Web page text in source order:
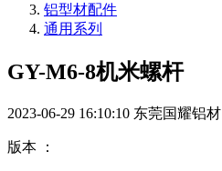
铝型材配件
通用系列
GY-M6-8机米螺杆
2023-06-29 16:10:10 东莞国耀铝材
版本 ：